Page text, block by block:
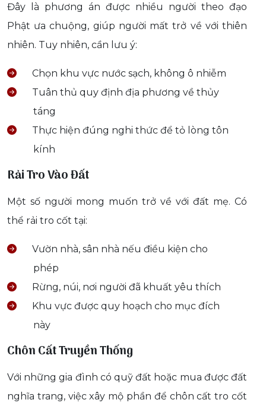
Đây là phương án được nhiều người theo đạo
Phật ưa chuộng, giúp người mất trở về với thiên
nhiên. Tuy nhiên, cần lưu ý:
Chọn khu vực nước sạch, không ô nhiễm
Tuân thủ quy định địa phương về thủy
táng
Thực hiện đúng nghi thức để tỏ lòng tôn
kính
Rải Tro Vào Đất
Một số người mong muốn trở về với đất mẹ. Có
thể rải tro cốt tại:
Vườn nhà, sân nhà nếu điều kiện cho
phép
Rừng, núi, nơi người đã khuất yêu thích
Khu vực được quy hoạch cho mục đích
này
Chôn Cất Truyền Thống
Với những gia đình có quỹ đất hoặc mua được đất
nghĩa trang, việc xây mộ phần để chôn cất tro cốt